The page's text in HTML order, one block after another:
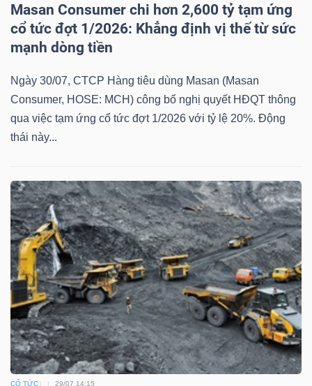
Masan Consumer chi hơn 2,600 tỷ tạm ứng
cổ tức đợt 1/2026: Khẳng định vị thế từ sức
mạnh dòng tiền
Ngày 30/07, CTCP Hàng tiêu dùng Masan (Masan
Consumer, HOSE: MCH) công bố nghị quyết HĐQT thông
qua việc tạm ứng cổ tức đợt 1/2026 với tỷ lệ 20%. Động
thái này...
CỔ TỨC 29/07 14:15
thông
tài
chính
Dữ
chính